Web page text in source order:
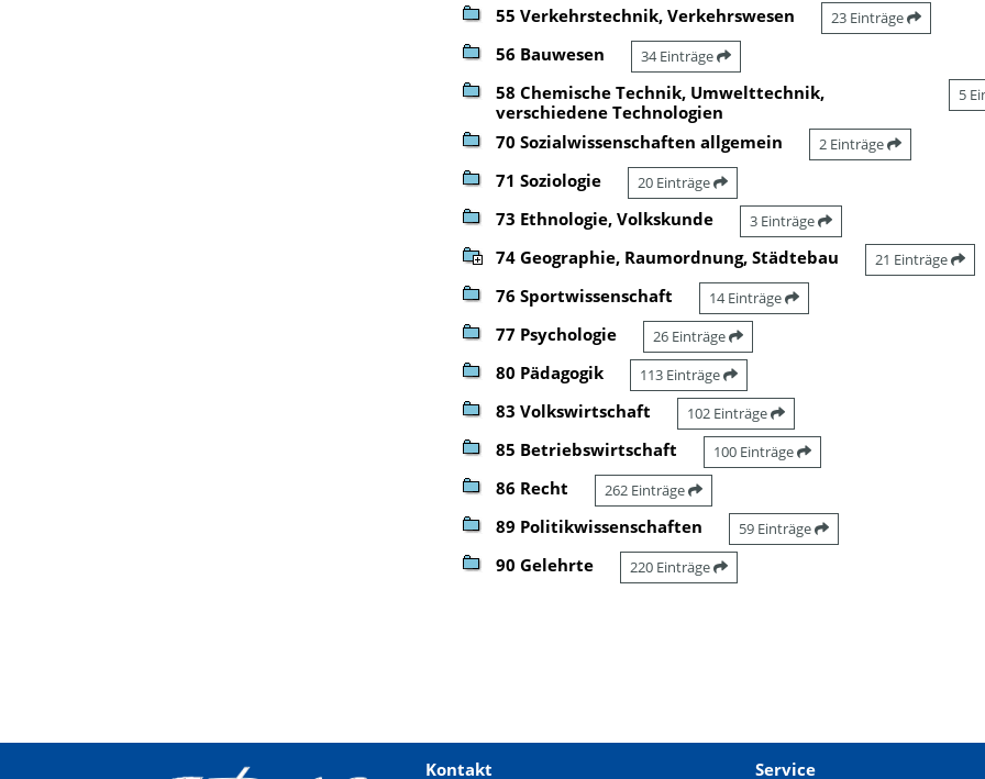
55 Verkehrstechnik, Verkehrswesen 23 Einträge
56 Bauwesen 34 Einträge
58 Chemische Technik, Umwelttechnik,
verschiedene Technologien
5
70 Sozialwissenschaften allgemein 2 Einträge
71 Soziologie 20 Einträge
73 Ethnologie, Volkskunde 3 Einträge
74 Geographie, Raumordnung, Städtebau 21 Einträge
76 Sportwissenschaft 14 Einträge
77 Psychologie 26 Einträge
80 Pädagogik 113 Einträge
83 Volkswirtschaft 102 Einträge
85 Betriebswirtschaft 100 Einträge
86 Recht 262 Einträge
89 Politikwissenschaften 59 Einträge
90 Gelehrte 220 Einträge
Kontakt Service